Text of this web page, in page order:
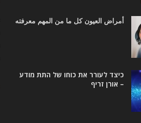
أمراض العيون كل ما من المهم معرفته
כיצד לעורר את כוחו של התת מודע
– אורן זריף